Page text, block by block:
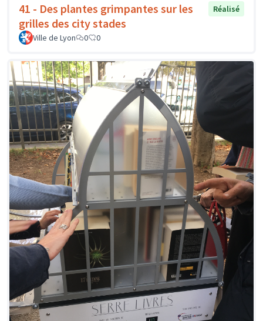
41 - Des plantes grimpantes sur les
grilles des city stades
Réalisé
Ville de Lyon 0 0